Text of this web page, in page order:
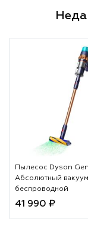
Пылесос Dyson
Абсолютный вакуум
беспроводной
41 990 ₽